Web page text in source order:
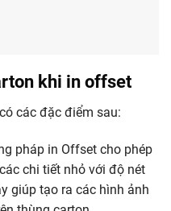
khi in offset
các đặc điểm sau:
pháp in Offset cho phép
chi tiết nhỏ với độ nét
giúp tạo ra các hình ảnh